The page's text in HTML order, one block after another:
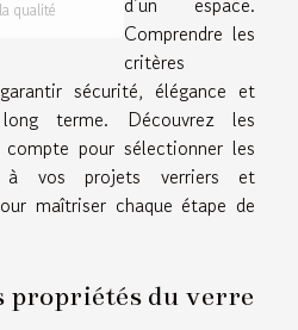
qualité
Comprendre les
critères
sécurité, élégance et
terme. Découvrez les
pour sélectionner les
à vos projets verriers et
maîtriser chaque étape de
propriétés du verre